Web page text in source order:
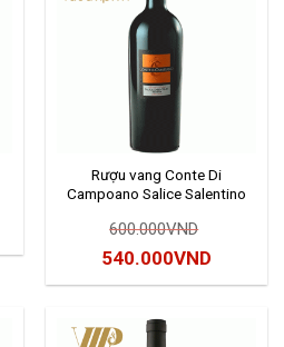
Rượu vang Conte Di
Campoano Salice Salentino
600.000VND
Giá
gốc
540.000VND
hiện